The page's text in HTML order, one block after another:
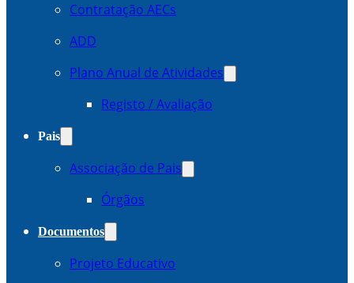
Contratação AECs
ADD
Plano Anual de Atividades
Registo / Avaliação
Pais
Associação de Pais
Órgãos
Documentos
Projeto Educativo